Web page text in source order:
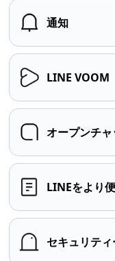
通知
LINE VOOM
オープンチャ
LINEをより
セキュリテ